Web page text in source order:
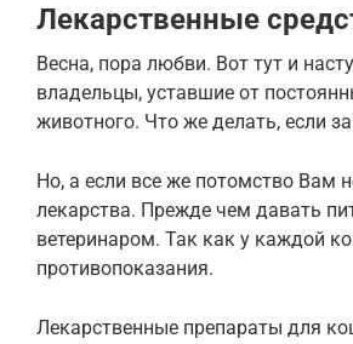
Лекарственные
Весна, пора любви. Вот тут и
владельцы, уставшие от
животного. Что же делать, если
Но, а если все же потомство Вам
лекарства. Прежде чем давать
ветеринаром. Так как у каждой
противопоказания.
Лекарственные препараты для